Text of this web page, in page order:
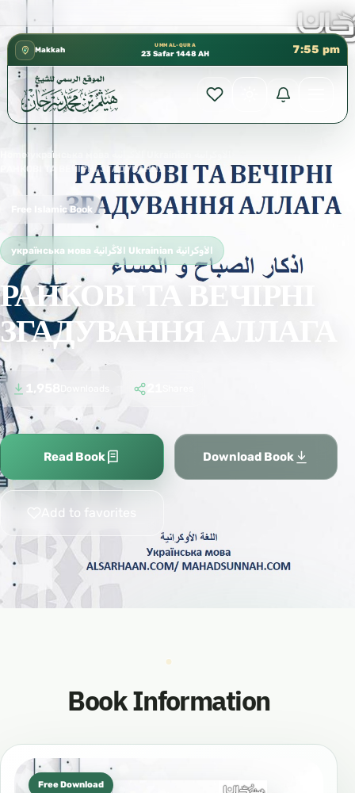
Makkah
UMM AL-QURA
23 Safar 1448 AH 7:55 pm
Home
РАНКОВІ ТА ВЕЧІРНІ ЗГАДУВАННЯ АЛЛАГА
Free Islamic Book
українська мова الأُكْرانية Ukrainian الأوكرانية
РАНКОВІ ТА ВЕЧІРНІ
ЗГАДУВАННЯ АЛЛАГА
Read Book Download Book
Add to favorites
Book Information
Free Download